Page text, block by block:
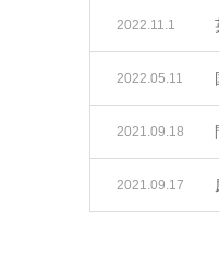
2022.11.1
2022.05.11
2021.09.18
2021.09.17